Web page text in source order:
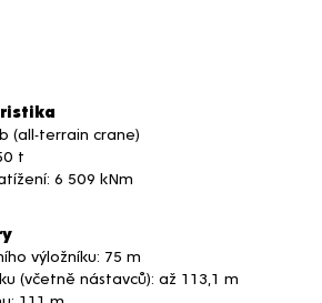
(all-terrain crane)
t
6 509 kNm
výložníku: 75 m
(včetně nástavců): až 113,1 m